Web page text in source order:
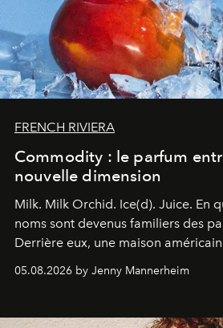
FRENCH RIVIERA
Commodity : le parfum
nouvelle dimension
Milk. Milk Orchid. Ice(d). Juice. En
noms sont devenus familiers des
Derrière eux, une maison
codes de la parfumerie
une approche aussi intuitive que
05.08.2026 by Jenny Mannerheim